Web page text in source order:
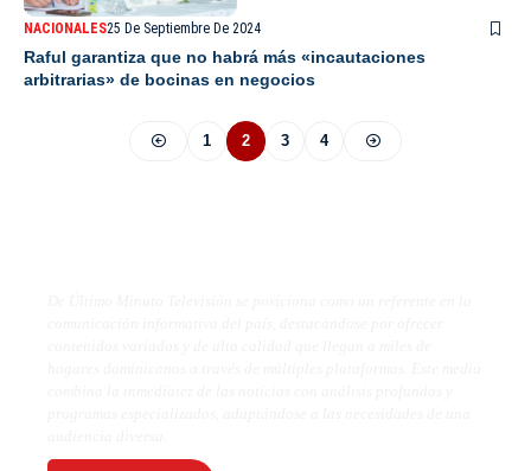
NACIONALES25 De Septiembre De 2024
Raful garantiza que no habrá más «incautaciones
arbitrarias» de bocinas en negocios
1 2 3 4